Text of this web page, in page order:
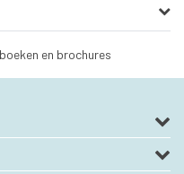
en brochures